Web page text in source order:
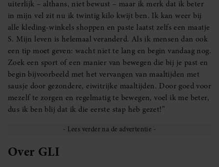
uiterlijk – althans, niet bewust – maar ik merk dat ik beter
in mijn vel zit nu ik twintig kilo kwijt ben. Ik kan weer bij
alle kleding-winkels shoppen en paste laatst zelfs een maatje
S. Mijn leven is helemaal veranderd. Als ik mensen dan ook
een tip moet geven: wacht niet te lang en begin vandaag nog.
Zoek een sport of een manier van bewegen die bij je past en
begin bijvoorbeeld met het vervangen van maaltijden met
sausje door gezondere, eiwitrijke maaltijden. Door goed voor
mezelf te zorgen en regelmatig te bewegen, voel ik me beter,
dus ik ben blij dat ik die eerste stap heb gezet!”
Over GLI